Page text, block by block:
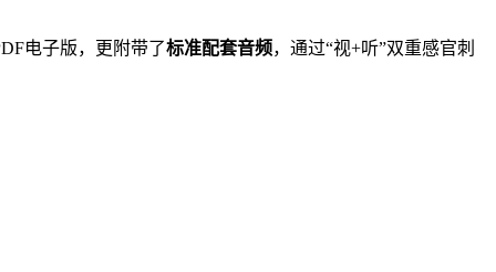
电子版，更附带了标准配套音频，通过“视+听”双重感官刺